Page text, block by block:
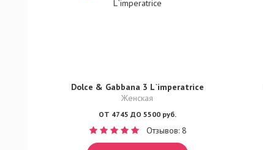
Dolce & Gabbana 3 L`imperatrice
Женская
ОТ 4745 ДО 5500 руб.
Отзывов: 8